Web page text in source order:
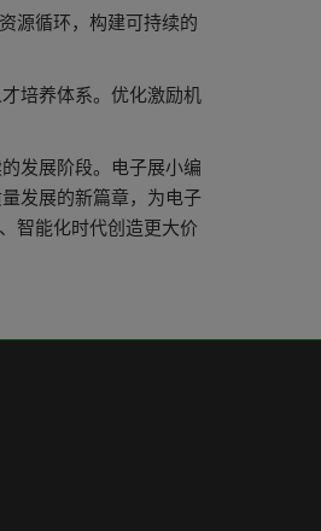
源循环，构建可持续的
培养体系。优化激励机
发展阶段。电子展小编
发展的新篇章，为电子
智能化时代创造更大价